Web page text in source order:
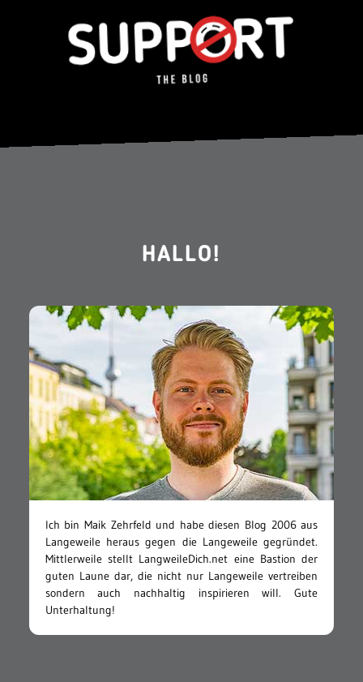
HALLO!
Ich bin Maik Zehrfeld und habe diesen Blog 2006 aus
Langeweile heraus gegen die Langeweile gegründet.
Mittlerweile stellt LangweileDich.net eine Bastion der
guten Laune dar, die nicht nur Langeweile vertreiben
sondern auch nachhaltig inspirieren will. Gute
Unterhaltung!